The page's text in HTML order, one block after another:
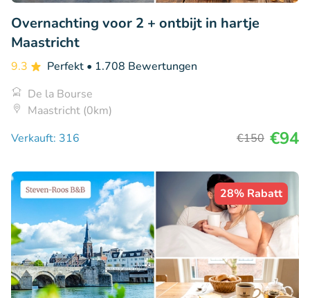
Overnachting voor 2 + ontbijt in hartje
Maastricht
9.3 Perfekt • 1.708 Bewertungen
De la Bourse
Maastricht (0km)
Verkauft: 316
€150 €94
28% Rabatt